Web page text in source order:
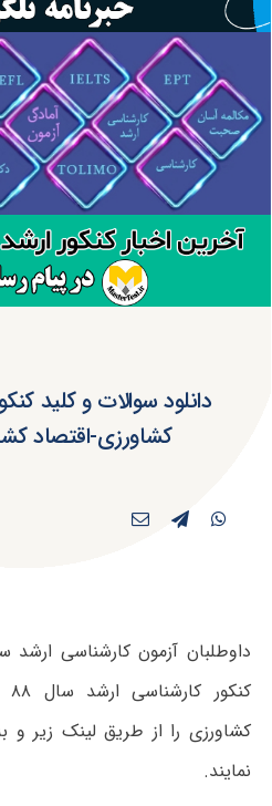
کشاورزی-اقتصاد
داوطلبان آزمون کارشناسی ارشد
کشاورزی را از طریق لینک زیر و
نمایند.